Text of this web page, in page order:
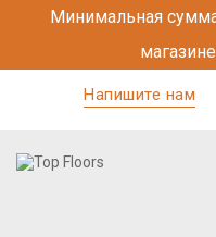
Минимальная
Напишите нам